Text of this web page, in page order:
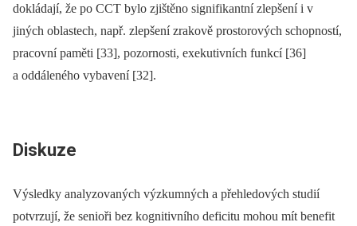
dokládají, že po CCT bylo zjištěno signifikantní zlepšení i v
jiných oblastech, např. zlepšení zrakově prostorových schopností,
pracovní paměti [33], pozornosti, exekutivních funkcí [36]
a oddáleného vybavení [32].
Diskuze
Výsledky analyzovaných výzkumných a přehledových studií
potvrzují, že senioři bez kognitivního deficitu mohou mít benefit